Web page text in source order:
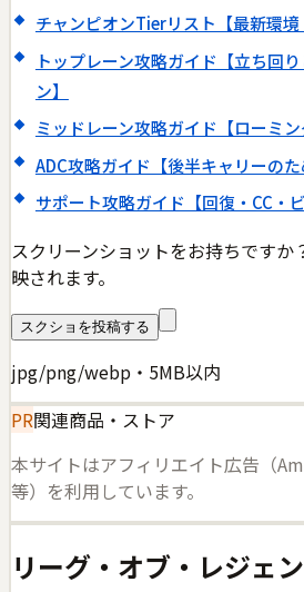
チャンピオンTierリスト【最新環境
トップレーン攻略ガイド【立ち回
ン】
ミッドレーン攻略ガイド【ローミン
ADC攻略ガイド【後半キャリーのた
サポート攻略ガイド【回復・CC・
スクリーンショットをお持ちですか
映されます。
スクショを投稿する
jpg/png/webp・5MB以内
PR関連商品・ストア
本サイトはアフィリエイト広告（
等）を利用しています。
リーグ・オブ・レジェ